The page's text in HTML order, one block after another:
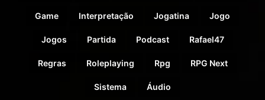
Game Interpretação Jogatina Jogo
Jogos Partida Podcast Rafael47
Regras Roleplaying Rpg RPG Next
Sistema Áudio